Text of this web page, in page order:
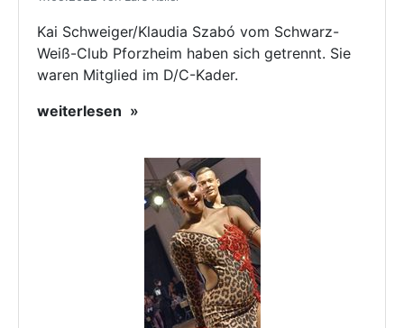
Kai Schweiger/Klaudia Szabó vom Schwarz-
Weiß-Club Pforzheim haben sich getrennt. Sie
waren Mitglied im D/C-Kader.
weiterlesen